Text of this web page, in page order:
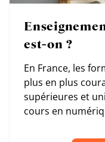
est-on ?
En France, les
plus en plus
supérieures et
cours en